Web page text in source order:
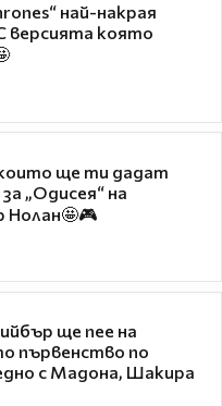
най-накрая
версията която
които ще ти дадат
„Одисея“ на
ще пее на
първенство по
с Мадона, Шакира